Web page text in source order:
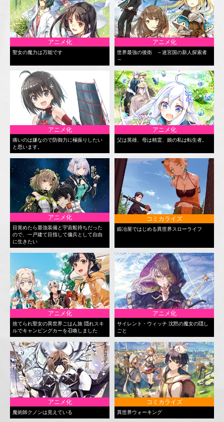
アニメ化
聖女の魔力は万能です
アニメ化
世界最強の後衛 ～迷宮国の新人探索者
～
アニメ化
痛いのは嫌なので防御力に極振りしたい
と思います。
アニメ化
父は英雄、母は精霊、娘の私は転生者。
アニメ化
目覚めたら最強装備と宇宙船持ちだった
ので、一戸建て目指して傭兵として自由
に生きたい
コミカライズ
鍛冶屋ではじめる異世界スローライフ
アニメ化
捨てられ聖女の異世界ごはん旅 隠れスキ
ルでキャンピングカーを召喚しました
アニメ化
サイレント・ウィッチ 沈黙の魔女の隠し
ごと
アニメ化
魔術師クノンは見えている
コミカライズ
異世界ウォーキング